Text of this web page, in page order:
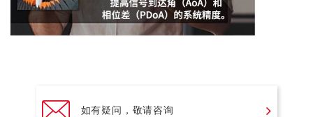
如有疑问，敬请咨询